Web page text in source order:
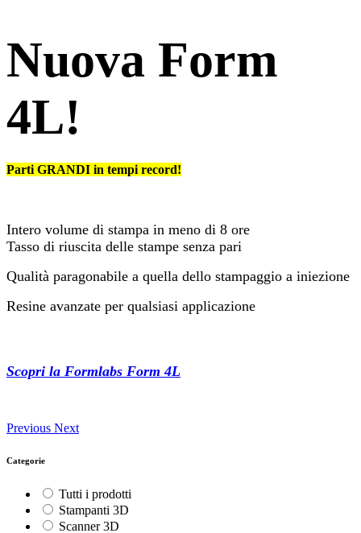
Nuova Form
4L!
Parti GRANDI in tempi record!
Intero volume di stampa in meno di 8 ore
Tasso di riuscita delle stampe senza pari
Qualità paragonabile a quella dello stampaggio a iniezione
Resine avanzate per qualsiasi applicazione​
Scopri la Formlabs Form 4L
Previous Next
Categorie
Tutti i prodotti
Stampanti 3D
Scanner 3D